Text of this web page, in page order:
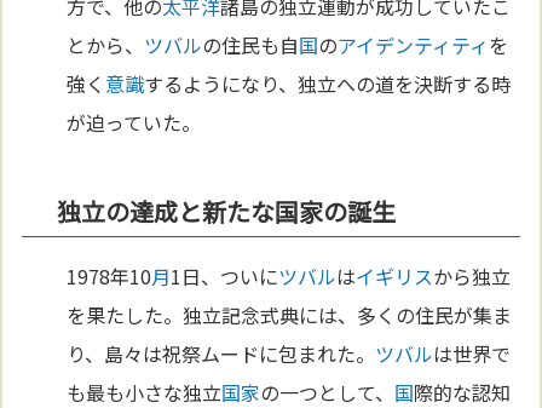
とから、 ツバルの住民も自国のアイデンティティを
強く 意識するようになり、独立への道を決断する時
が迫っていた。
独立の達成と新たな国家の誕生
1978年10月1日、ついにツバルはイギリスから独立
を果たした。独立記念式典には、多くの住民が集ま
り、島々は祝祭ムードに包まれた。 ツバルは世界で
も最も小さな独立国家の一つとして、 国際的な認知